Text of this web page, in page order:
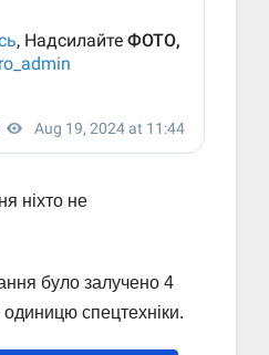
ніхто не
було залучено 4
спецтехніки.